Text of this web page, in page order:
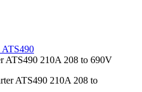
ATS490 210A 208 to 690V